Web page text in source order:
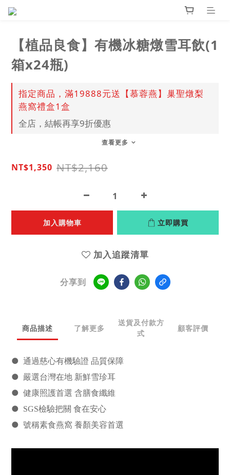
【植品良食】有機冰糖燉雪耳飲(1
箱x24瓶)
指定商品，滿19888元送【慕蓉燕】巢聖燉梨
燕窩禮盒1盒
全店，結帳再享9折優惠
查看更多
NT$1,350 NT$2,160
加入購物車 立即購買
加入追蹤清單
分享到
商品描述 了解更多
送貨及付款方
式
顧客評價
● 通過慈心有機驗證 品質保障
● 嚴選台灣在地 新鮮雪珍耳
● 健康照護首選 含膳食纖維
● SGS檢驗把關 食在安心
● 號稱素食燕窩 養顏美容首選